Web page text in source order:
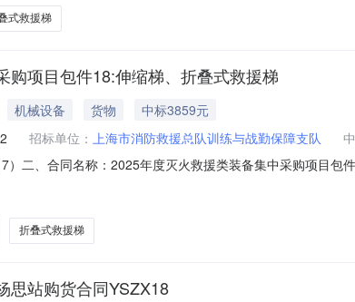
式救援梯
购项目包件18:伸缩梯、折叠式救援梯
机械设备 货物
中标3859元
招标单位： 上海市消防救援总队训练与战勤保障支队
）二、合同名称：2025年度灭火救援类装备集中采购项目
技有限公司地址：江西省九江市濂溪区城东港区联系方式
折叠式救援梯
思站购货合同YSZX18